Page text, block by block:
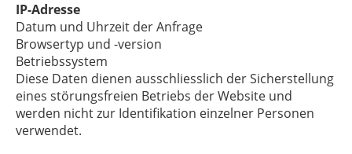
IP-Adresse
Datum und Uhrzeit der Anfrage
Browsertyp und -version
Betriebssystem
Diese Daten dienen ausschliesslich der Sicherstellung
eines störungsfreien Betriebs der Website und
werden nicht zur Identifikation einzelner Personen
verwendet.